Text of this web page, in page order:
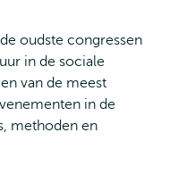
oudste congressen
in de sociale
van de meest
in de
methoden en